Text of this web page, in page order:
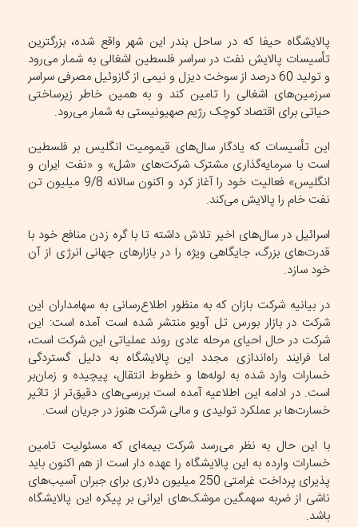
پالایشگاه حیفا که در ساحل بندر این شهر واقع شده، بزرگترین
تأسیسات پالایش نفت در سراسر فلسطین اشغالی به شمار می‌رود
و تولید 60 درصد از سوخت دیزل و نیمی از گازوئیل مصرفی سراسر
سرزمین‌های اشغالی را تامین کند و به همین خاطر زیرساختی
حیاتی برای اقتصاد کوچک رژیم صهیونیستی به شمار می‌رود.
این تأسیسات که یادگار سال‌های قیمومیت انگلیس بر فلسطین
است با سرمایه‌گذاری مشترک شرکت‌های «شل» و «نفت ایران و
انگلیس» فعالیت خود را آغاز کرد و اکنون سالانه 9/8 میلیون تن
نفت خام را پالایش می‌کند.
اسرائیل در سال‌های اخیر تلاش داشته تا با گره زدن منافع خود با
قدرت‌های بزرگ، جایگاهی ویژه را در بازارهای جهانی انرژی از آن
خود سازد.
در بیانیه شرکت بازان که به منظور اطلاع‌رسانی به سهامداران این
شرکت در بازار بورس تل آویو منتشر شده است آمده است: این
شرکت در حال احیای مرحله عادی روند عملیاتی این شرکت است،
اما فرایند راه‌اندازی مجدد این پالایشگاه به دلیل گستردگی
خسارات وارد شده به لوله‌ها و خطوط انتقال، پیچیده و زمان‌بر
است. در ادامه این اطلاعیه آمده است بررسی‌های دقیق‌تر از تاثیر
خسارت‌ها بر عملکرد تولیدی و مالی شرکت هنوز در جریان است.
با این حال به نظر می‌رسد شرکت بیمه‌ای که مسئولیت تامین
خسارات وارده به این پالایشگاه را عهده دار است از هم اکنون باید
پذیرای پرداخت غرامتی 250 میلیون دلاری برای جبران آسیب‌های
ناشی از ضربه سهمگین موشک‌های ایرانی بر پیکره این پالایشگاه
باشد.